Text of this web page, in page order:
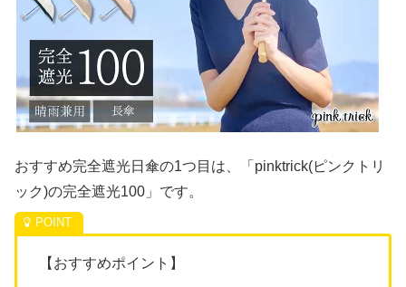
おすすめ完全遮光日傘の1つ目は、「pinktrick(ピンクトリ
ック)の完全遮光100」です。
【おすすめポイント】